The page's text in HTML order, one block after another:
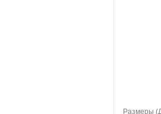
Размеры